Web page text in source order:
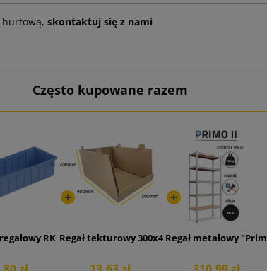
hurtową, skontaktuj się z nami
Często kupowane razem
RK 500x156x90
Regał tekturowy 300x400x200Regał metalowy